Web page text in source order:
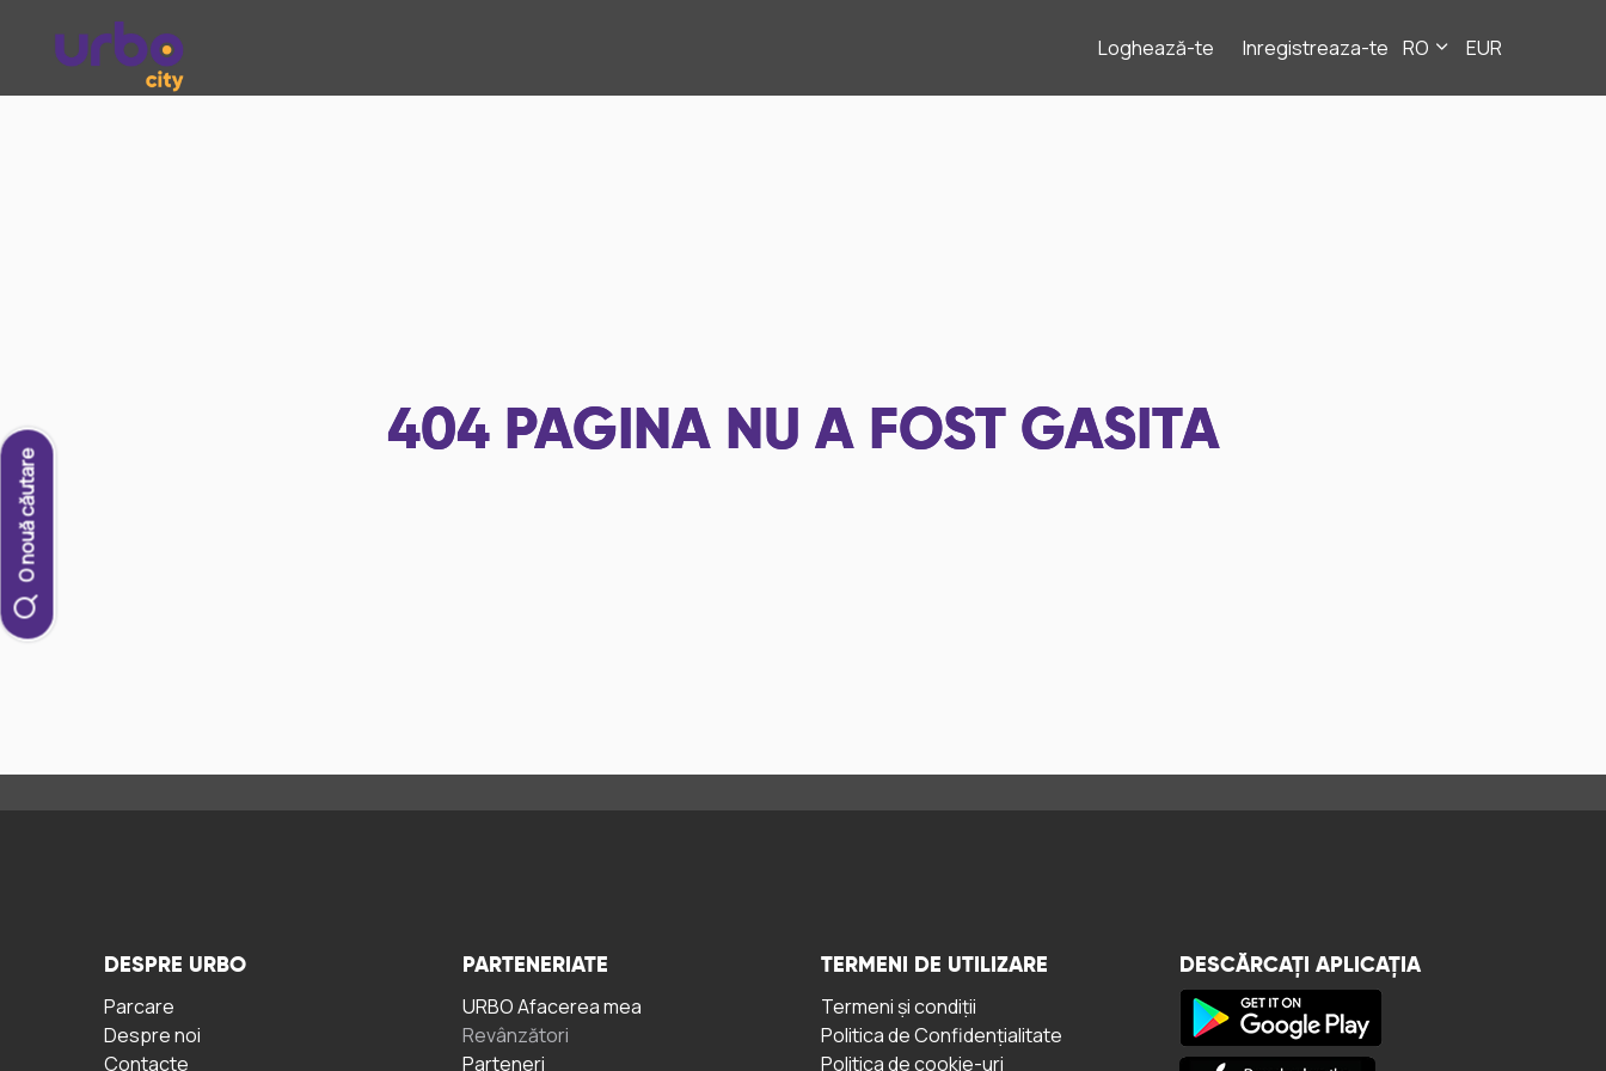
Loghează-te Inregistreaza-te RO EUR
O nouă căutare
404 PAGINA NU A FOST GASITA
DESPRE URBO
Parcare
Despre noi
Contacte
PARTENERIATE
URBO Afacerea mea
Revânzători
Parteneri
TERMENI DE UTILIZARE
Termeni și condiții
Politica de Confidențialitate
Politica de cookie-uri
DESCĂRCAȚI APLICAȚIA